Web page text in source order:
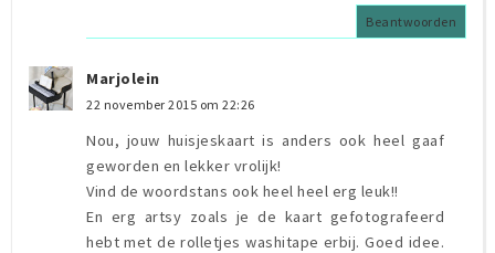
Beantwoorden
Marjolein
22 november 2015 om 22:26
Nou, jouw huisjeskaart is anders ook heel gaaf
geworden en lekker vrolijk!
Vind de woordstans ook heel heel erg leuk!!
En erg artsy zoals je de kaart gefotografeerd
hebt met de rolletjes washitape erbij. Goed idee.